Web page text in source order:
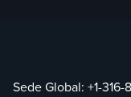
Sede Global: +1-316-